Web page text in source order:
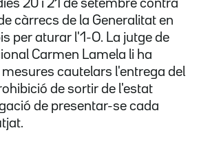
20 i 21 de setembre contra
càrrecs de la Generalitat en
per aturar l'1-O. La jutge de
Carmen Lamela li ha
cautelars l'entrega del
de sortir de l'estat
de presentar-se cada